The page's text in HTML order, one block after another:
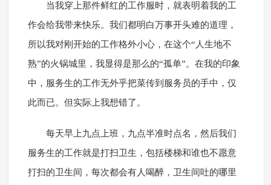
当我穿上那件鲜红的工作服时，就表明着我的工
作会给我带来快乐。我们都明白万事开头难的道理，
所以我对刚开始的工作格外小心，在这个“人生地不
熟”的火锅城里，我显得是那么的“孤单”。在我的印象
中，服务生的工作无外乎把菜传到服务员的手中，仅
此而已。但实际上我想错了。
每天早上九点上班，九点半准时点名，然后我们
服务生的工作就是打扫卫生，包括楼梯和谁也不愿意
打扫的卫生间，每次都会有人喝醉，卫生间吐的哪里